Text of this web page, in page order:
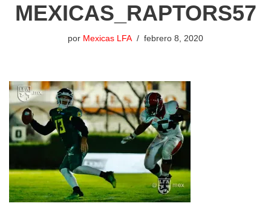
MEXICAS_RAPTORS57
por Mexicas LFA febrero 8, 2020